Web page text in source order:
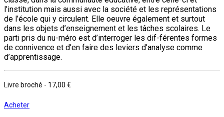
l’institution mais aussi avec la société et les représentations
de l’école qui y circulent. Elle oeuvre également et surtout
dans les objets d’enseignement et les tâches scolaires. Le
parti pris du nu-méro est d’interroger les dif-férentes formes
de connivence et d’en faire des leviers d’analyse comme
d’apprentissage.
Livre broché - 17,00 €
Acheter